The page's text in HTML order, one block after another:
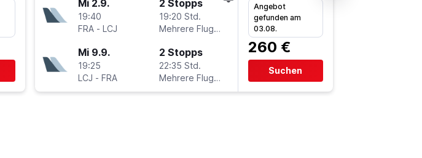
Mi 2.9.
19:40
FRA- LCJ
2 Stopps
19:20 Std.
Mehrere Fluglinien
Mi 9.9.
19:25
LCJ - FRA
2 Stopps
22:35 Std.
Mehrere Fluglinien
Angebot
gefunden am
03.08.
260 €
Suchen